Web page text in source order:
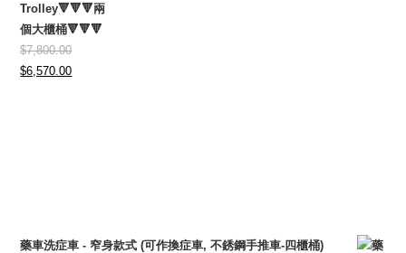
Trolley🔻🔻🔻兩
個大櫃桶🔻🔻🔻
$7,800.00
Original
$6,570.00Current
藥車洗症車 - 窄身款式 (可作換症車, 不銹鋼手推車-四櫃桶)